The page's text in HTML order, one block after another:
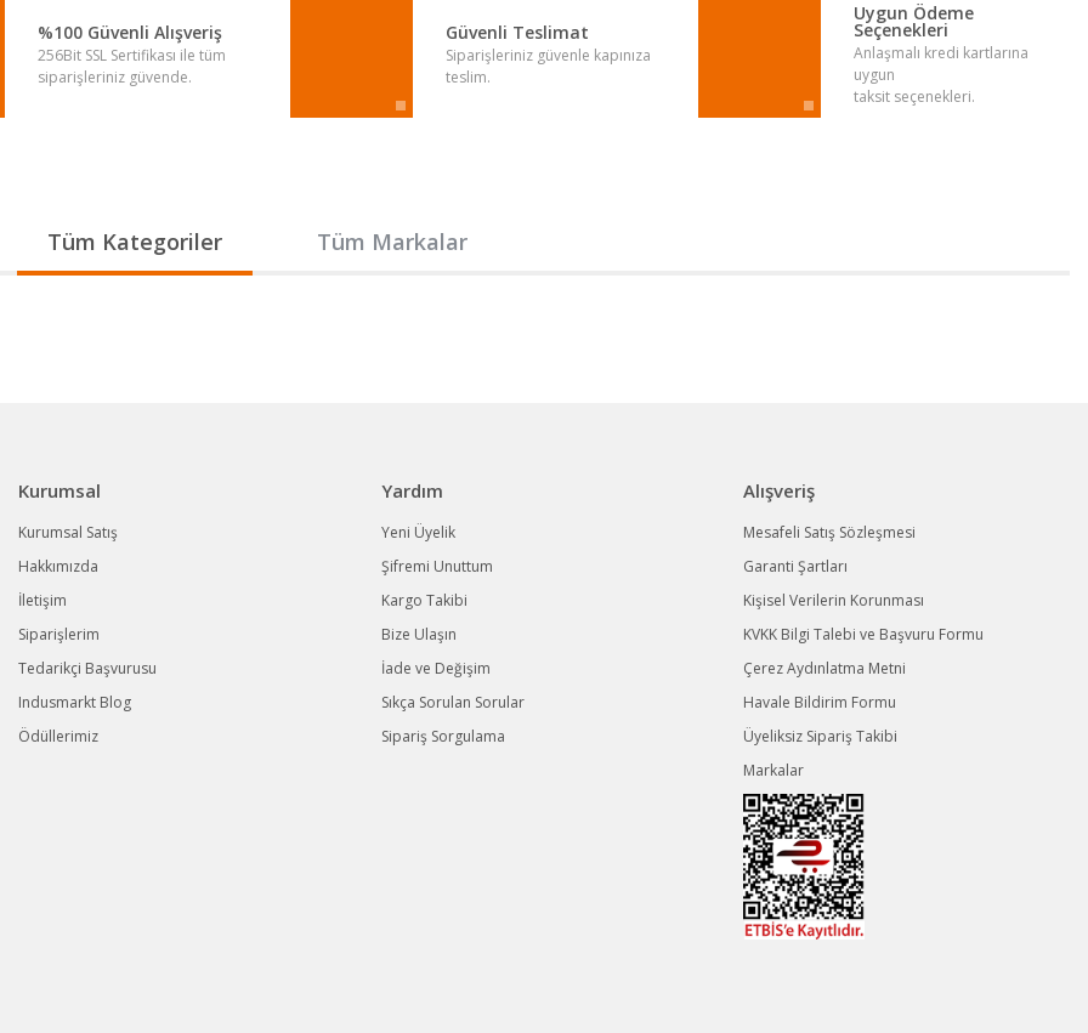
%100 Güvenli Alışveriş
256Bit SSL Sertifikası ile tüm
siparişleriniz güvende.
Güvenli Teslimat
Siparişleriniz güvenle kapınıza
teslim.
Uygun Ödeme
Seçenekleri
Anlaşmalı kredi kartlarına
uygun
taksit seçenekleri.
Tüm Kategoriler Tüm Markalar
Kurumsal
Kurumsal Satış
Hakkımızda
İletişim
Siparişlerim
Tedarikçi Başvurusu
Indusmarkt Blog
Ödüllerimiz
Yardım
Yeni Üyelik
Şifremi Unuttum
Kargo Takibi
Bize Ulaşın
İade ve Değişim
Sıkça Sorulan Sorular
Sipariş Sorgulama
Alışveriş
Mesafeli Satış Sözleşmesi
Garanti Şartları
Kişisel Verilerin Korunması
KVKK Bilgi Talebi ve Başvuru Formu
Çerez Aydınlatma Metni
Havale Bildirim Formu
Üyeliksiz Sipariş Takibi
Markalar